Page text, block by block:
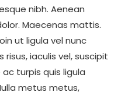
nibh. Aenean
Maecenas mattis.
ut ligula vel nunc
iaculis vel, suscipit
ac turpis quis ligula
metus metus,